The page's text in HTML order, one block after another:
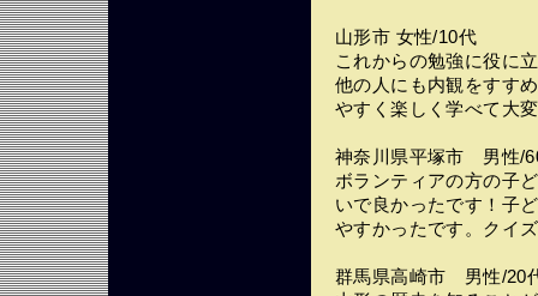
山形市 女性/10代
これからの勉強に役に
他の人にも内観をすす
やすく楽しく学べて大
神奈川県平塚市 男性/
ボランティアの方の子
いで良かったです！子
やすかったです。クイ
群馬県高崎市 男性/20